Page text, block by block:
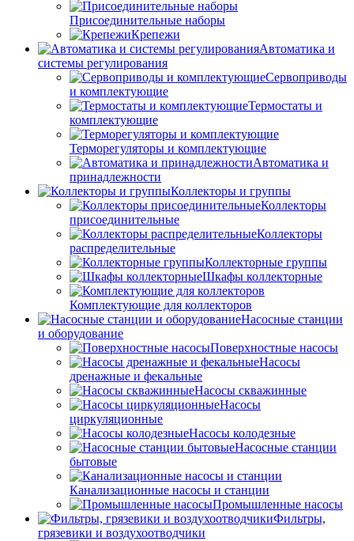
Присоединительные наборы
Крепежи
Автоматика и
системы регулирования
Сервоприводы
и комплектующие
Термостаты и
комплектующие
Терморегуляторы и комплектующие
Автоматика и
принадлежности
Коллекторы и группы
Коллекторы
присоединительные
Коллекторы
распределительные
Коллекторные группы
Шкафы коллекторные
Комплектующие для коллекторов
Насосные станции
и оборудование
Поверхностные насосы
Насосы
дренажные и фекальные
Насосы скважинные
Насосы
циркуляционные
Насосы колодезные
Насосные станции
бытовые
Канализационные насосы и станции
Промышленные насосы
Фильтры,
грязевики и воздухоотводчики